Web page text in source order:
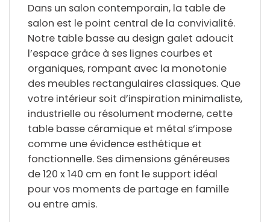
Dans un salon contemporain, la table de
salon est le point central de la convivialité.
Notre table basse au design galet adoucit
l’espace grâce à ses lignes courbes et
organiques, rompant avec la monotonie
des meubles rectangulaires classiques. Que
votre intérieur soit d’inspiration minimaliste,
industrielle ou résolument moderne, cette
table basse céramique et métal s’impose
comme une évidence esthétique et
fonctionnelle. Ses dimensions généreuses
de 120 x 140 cm en font le support idéal
pour vos moments de partage en famille
ou entre amis.